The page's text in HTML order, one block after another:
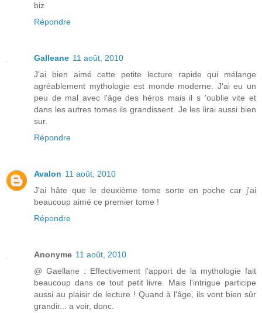
biz
Répondre
Galleane 11 août, 2010
J'ai bien aimé cette petite lecture rapide qui mélange
agréablement mythologie est monde moderne. J'ai eu un
peu de mal avec l'âge des héros mais il s 'oublie vite et
dans les autres tomes ils grandissent. Je les lirai aussi bien
sur.
Répondre
Avalon 11 août, 2010
J'ai hâte que le deuxième tome sorte en poche car j'ai
beaucoup aimé ce premier tome !
Répondre
Anonyme 11 août, 2010
@ Gaellane : Effectivement l'apport de la mythologie fait
beaucoup dans ce tout petit livre. Mais l'intrigue participe
aussi au plaisir de lecture ! Quand à l'âge, ils vont bien sûr
grandir... a voir, donc.